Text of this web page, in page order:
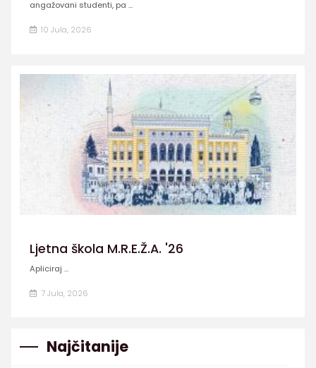
angažovani studenti, pa ...
10 Jula, 2026
Ljetna škola M.R.E.Ž.A. '26
Apliciraj ...
7 Jula, 2026
Najčitanije